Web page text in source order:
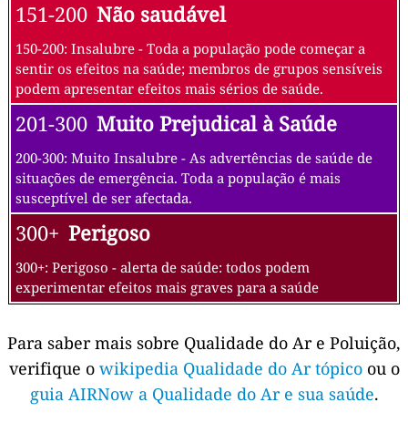
151-200 Não saudável
150-200: Insalubre - Toda a população pode começar a
sentir os efeitos na saúde; membros de grupos sensíveis
podem apresentar efeitos mais sérios de saúde.
201-300 Muito Prejudical à Saúde
200-300: Muito Insalubre - As advertências de saúde de
situações de emergência. Toda a população é mais
susceptível de ser afectada.
300+ Perigoso
300+: Perigoso - alerta de saúde: todos podem
experimentar efeitos mais graves para a saúde
Para saber mais sobre Qualidade do Ar e Poluição,
verifique o wikipedia Qualidade do Ar tópico ou o
guia AIRNow a Qualidade do Ar e sua saúde.